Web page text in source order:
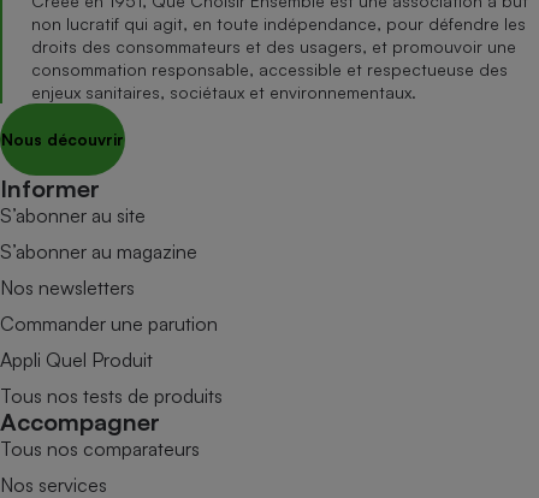
non lucratif qui agit, en toute indépendance, pour défendre les
droits des consommateurs et des usagers, et promouvoir une
consommation responsable, accessible et respectueuse des
enjeux sanitaires, sociétaux et environnementaux.
Nous découvrir
Informer
S’abonner au site
S’abonner au magazine
Nos newsletters
Commander une parution
Appli Quel Produit
Tous nos tests de produits
Accompagner
Tous nos comparateurs
Nos services